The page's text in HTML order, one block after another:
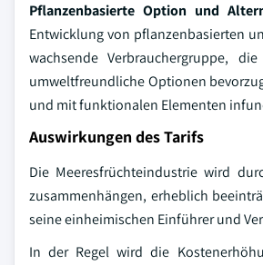
Pflanzenbasierte Option und
Entwicklung von pflanzenbasierten
wachsende Verbrauchergruppe,
umweltfreundliche Optionen
und mit funktionalen Elementen
Auswirkungen des Tarifs
Die Meeresfrüchteindustrie wird
zusammenhängen, erheblich
seine einheimischen Einführer und
In der Regel wird die